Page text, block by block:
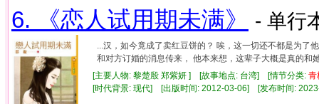
6. 《恋人试用期未满》 - 单行
...汉，如今竟成了卖红豆饼的？ 唉，这一切还不都是为了
和对方订婚的消息传来， 他本来想，这辈子大概是真的和
[主要人物: 黎楚殷 郑紫妍 ] [故事地点: 台湾] [情节分类: 青
[时代背景: 现代] [出版时间: 2012-03-06] [发布时间: